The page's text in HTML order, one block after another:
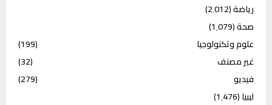
رياضة(2٬012)
صحة(1٬079)
علوم وتكنولوجيا
(199)
غير مصنف
(32)
فيديو
(279)
ليبيا(1٬476)